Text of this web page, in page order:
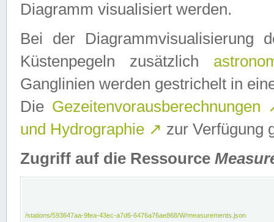
Diagramm visualisiert werden.
Bei der Diagrammvisualisierung
Küstenpegeln zusätzlich
Ganglinien werden gestrichelt in
Die Gezeitenvorausberechnungen
und Hydrographie ↗ zur Verfügung
Zugriff auf die Ressource
/stations/593647aa-9fea-43ec-a7d6-6476a76ae868/W/measurements.json